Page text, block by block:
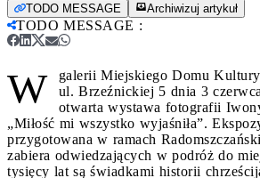
TODO MESSAGE Archiwizuj artykuł
TODO MESSAGE :
W
galerii Miejskiego Domu
ul. Brzeźnickiej 5 dnia 3
otwarta wystawa fotografii
„Miłość mi wszystko wyjaśniła”.
przygotowana w ramach
zabiera odwiedzających w podróż do
tysięcy lat są świadkami historii